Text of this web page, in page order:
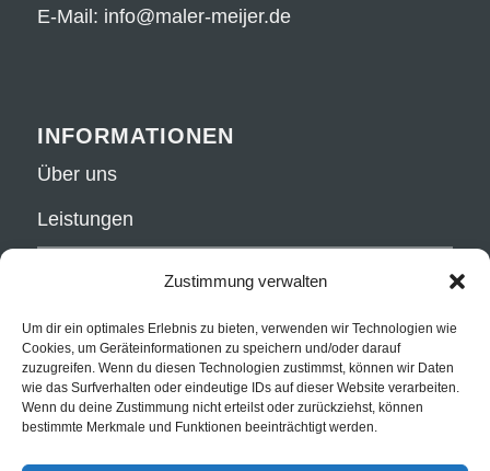
Zustimmung verwalten
Um dir ein optimales Erlebnis zu bieten, verwenden wir Technologien wie
Cookies, um Geräteinformationen zu speichern und/oder darauf
zuzugreifen. Wenn du diesen Technologien zustimmst, können wir Daten
wie das Surfverhalten oder eindeutige IDs auf dieser Website verarbeiten.
Wenn du deine Zustimmung nicht erteilst oder zurückziehst, können
bestimmte Merkmale und Funktionen beeinträchtigt werden.
E-Mail: info@maler-meijer.de
INFORMATIONEN
Über uns
Leistungen
RECHTLICHES